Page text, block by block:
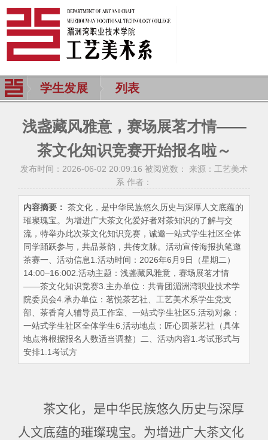
学生发展 列表
浅盏藏风雅意，赛场展茗才情——
茶文化知识竞赛开始报名啦～
发布时间：2026-06-02 20:09:16 被阅览数：
来源：工艺美术
系 作者：
内容摘要： 茶文化，是中华民族悠久历史与深厚人文底蕴的
璀璨瑰宝。为增进广大茶文化爱好者对茶知识的了解与交
流，特举办此次茶文化知识竞赛，诚邀一站式学生社区全体
同学踊跃参与，共品茶韵，共传文脉。活动宣传海报执笔邀
茶赛一、活动信息1.活动时间：2026年6月9日（星期二）
14:00–16:002.活动主题：浅盏藏风雅意，赛场展茗才情
——茶文化知识竞赛3.主办单位：共青团湄洲湾职业技术学
院委员会4.承办单位：茗悦茶艺社、工艺美术系学生党支
部、茶香育人辅导员工作室、一站式学生社区5.活动对象：
一站式学生社区全体学生6.活动地点：匠心圆茶艺社（具体
地点将根据报名人数适当调整）二、活动内容1.考试形式与
安排1.1考试方
茶文化，是中华民族悠久历史与深厚
人文底蕴的璀璨瑰宝。为增进广大茶文化